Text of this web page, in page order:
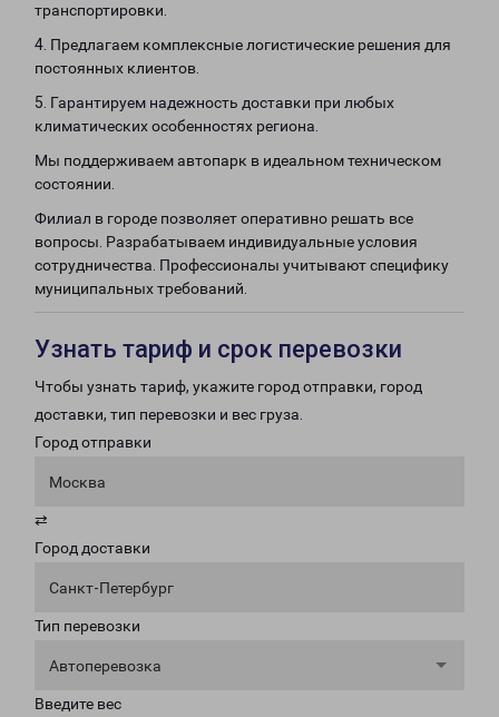
транспортировки.
4. Предлагаем комплексные логистические решения для
постоянных клиентов.
5. Гарантируем надежность доставки при любых
климатических особенностях региона.
Мы поддерживаем автопарк в идеальном техническом
состоянии.
Филиал в городе позволяет оперативно решать все
вопросы. Разрабатываем индивидуальные условия
сотрудничества. Профессионалы учитывают специфику
муниципальных требований.
Узнать тариф и срок перевозки
Чтобы узнать тариф, укажите город отправки, город
доставки, тип перевозки и вес груза.
Город отправки
Москва
⇄
Город доставки
Санкт-Петербург
Тип перевозки
Автоперевозка
Введите вес